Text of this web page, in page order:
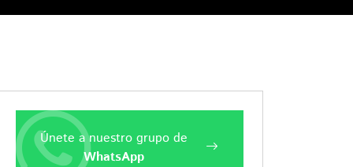
Únete a nuestro grupo de
WhatsApp